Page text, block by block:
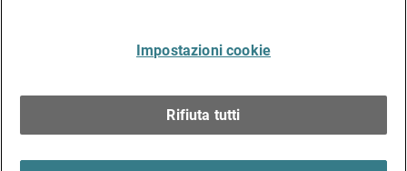
Impostazioni cookie
Rifiuta tutti